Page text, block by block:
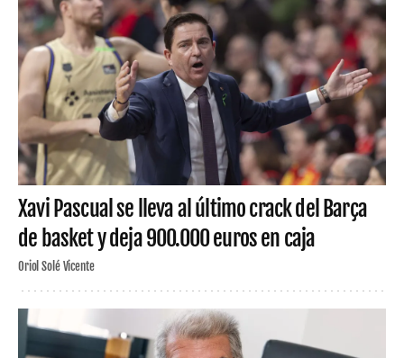
Xavi Pascual se lleva al último crack del Barça
de basket y deja 900.000 euros en caja
Oriol Solé Vicente